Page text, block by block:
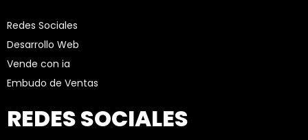
Redes Sociales
Desarrollo Web
Vende con ia
Embudo de Ventas
REDES SOCIALES